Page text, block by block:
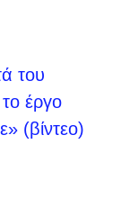
του
έργο
(βίντεο)